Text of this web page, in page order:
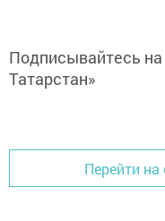
Подписывайтесь на
Татарстан»
Перейти на